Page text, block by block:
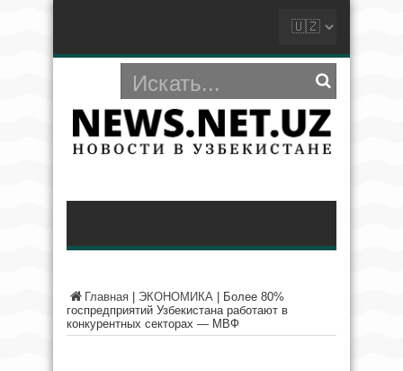
Главная ЭКОНОМИКА
Более 80%
госпредприятий Узбекистана работают в
конкурентных секторах — МВФ